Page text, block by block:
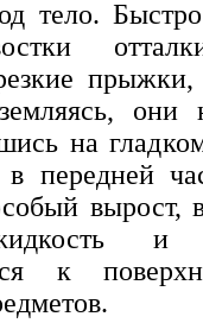
тело.
прыжки,
они
на
в передней
вырост,
и
к